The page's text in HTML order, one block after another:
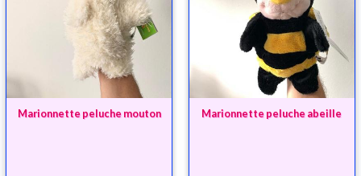
Marionnette peluche mouton Marionnette peluche abeille